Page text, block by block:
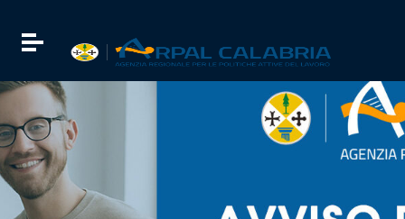
Vai al footer
Attiva / disattiva la navigazione